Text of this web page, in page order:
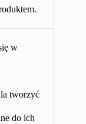
w
tworzyć
do ich